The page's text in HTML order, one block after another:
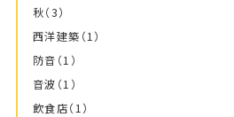
秋（3）
西洋建築 （1）
防音 （1）
音波 （1）
飲食店（1）